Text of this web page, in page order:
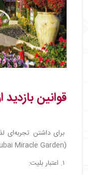
قوانین
برای داشتن
(Dubai Miracle Garden) رعایت قوانین زیر ضروری است: